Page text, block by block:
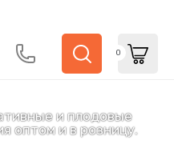
и плодовые
оптом и в розницу.
0